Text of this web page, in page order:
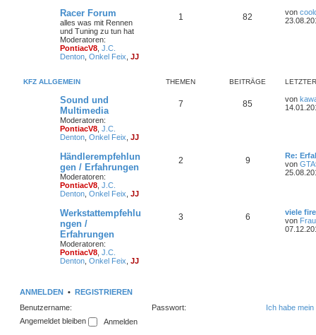
Racer Forum
alles was mit Rennen
und Tuning zu tun hat
Moderatoren:
PontiacV8 J.C.
Denton Onkel Feix JJ
1 82 von
KFZ ALLGEMEIN THEMEN BEITRÄGE
Sound und
Multimedia
Moderatoren:
PontiacV8 J.C.
Denton Onkel Feix JJ
7 85 von
Händlerempfehlun
gen / Erfahrungen
Moderatoren:
PontiacV8 J.C.
Denton Onkel Feix JJ
2 9
Re:
von
Werkstattempfehlu
ngen /
Erfahrungen
Moderatoren:
PontiacV8 J.C.
Denton Onkel Feix JJ
3 6
viele
von
ANMELDEN • REGISTRIEREN
Benutzername:
Passwort:
Ich habe
Angemeldet bleiben